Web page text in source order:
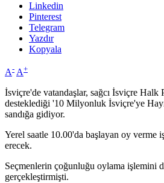
Linkedin
Pinterest
Telegram
Yazdır
Kopyala
A- A+
İsviçre'de vatandaşlar, sağcı İsviçre Halk
desteklediği '10 Milyonluk İsviçre'ye
sandığa gidiyor.
Yerel saatle 10.00'da başlayan oy verme
erecek.
Seçmenlerin çoğunluğu oylama işlemini
gerçekleştirmişti.